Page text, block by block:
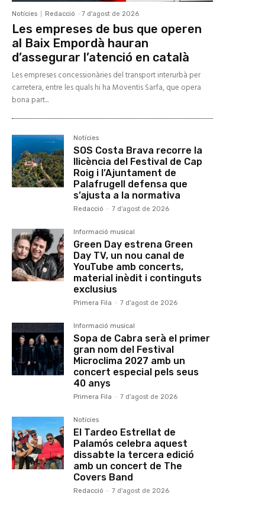
Notícies Redacció - 7 d'agost de 2026
Les empreses de bus que operen
al Baix Empordà hauran
d’assegurar l’atenció en català
Les empreses concessionàries del transport interurbà per
carretera, entre les quals hi ha Moventis Sarfa, que opera
bona part...
Notícies
SOS Costa Brava recorre la
llicència del Festival de Cap
Roig i l’Ajuntament de
Palafrugell defensa que
s’ajusta a la normativa
Redacció - 7 d'agost de 2026
Informació musical
Green Day estrena Green
Day TV, un nou canal de
YouTube amb concerts,
material inèdit i continguts
exclusius
Primera Fila - 7 d'agost de 2026
Informació musical
Sopa de Cabra serà el primer
gran nom del Festival
Microclima 2027 amb un
concert especial pels seus
40 anys
Primera Fila - 7 d'agost de 2026
Notícies
El Tardeo Estrellat de
Palamós celebra aquest
dissabte la tercera edició
amb un concert de The
Covers Band
Redacció - 7 d'agost de 2026